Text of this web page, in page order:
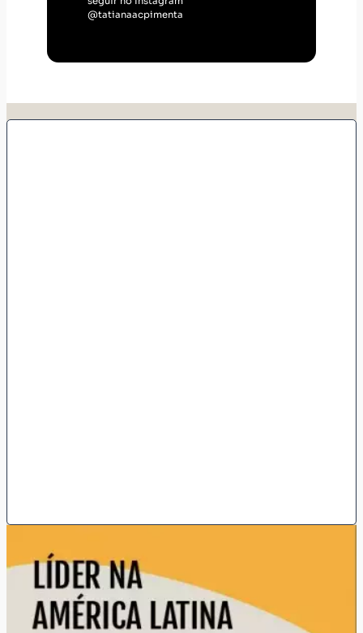
@tatianaacpimenta